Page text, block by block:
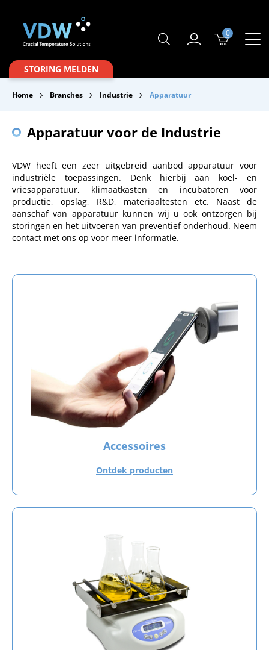
Producten
Branches
Over VDW
Contact
Downloads
0
STORING MELDEN
Home Branches Industrie Apparatuur
Apparatuur voor de Industrie
VDW heeft een zeer uitgebreid aanbod apparatuur voor
industriële toepassingen. Denk hierbij aan koel- en
vriesapparatuur, klimaatkasten en incubatoren voor
productie, opslag, R&D, materiaaltesten etc. Naast de
aanschaf van apparatuur kunnen wij u ook ontzorgen bij
storingen en het uitvoeren van preventief onderhoud. Neem
contact met ons op voor meer informatie.
Accessoires
Ontdek producten